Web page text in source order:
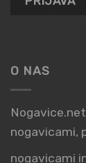
O NAS
nogavicami,
nogavicami